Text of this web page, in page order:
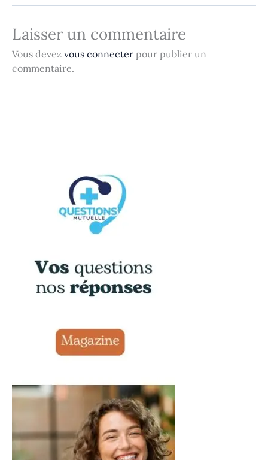
Laisser un commentaire
Vous devez vous connecter pour publier un
commentaire.